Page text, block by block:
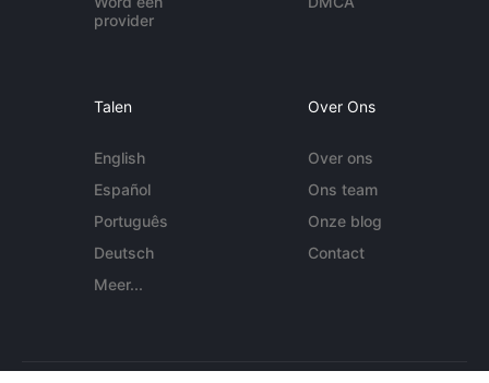
provider
Talen
English
Español
Português
Deutsch
Meer...
Over Ons
Over ons
Ons team
Onze blog
Contact